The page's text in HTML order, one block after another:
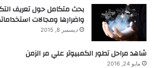
بحث متكامل حول تعريف
واضرارها ومجالات
ديسمبر 8, 2015
شاهد مراحل تطور الكمبيوتر علي مر الزمن
مايو 24, 2016